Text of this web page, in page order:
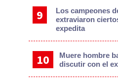
Los campeones
extraviaron
expedita
Muere hombre
discutir con el